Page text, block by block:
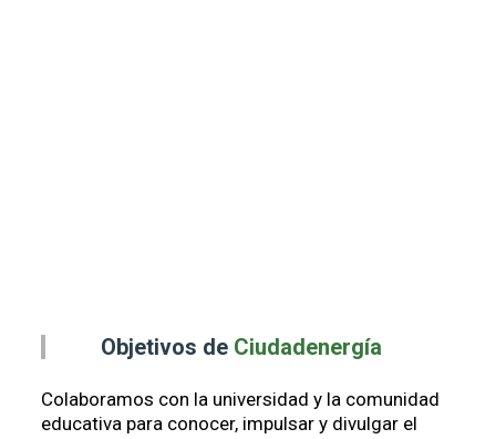
Objetivos de Ciudadenergía
Colaboramos con la universidad y la comunidad
educativa para conocer, impulsar y divulgar el